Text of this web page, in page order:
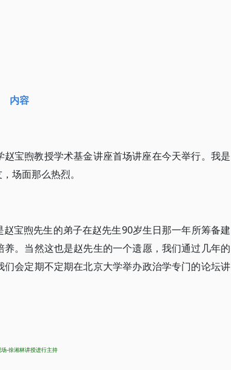
内容
宝煦教授学术基金讲座首场讲座在今天举行。我是
场面那么热烈。
宝煦先生的弟子在赵先生90岁生日那一年所筹备建
。当然这也是赵先生的一个遗愿，我们通过几年的
会定期不定期在北京大学举办政治学专门的论坛讲
-徐湘林讲授进行主持